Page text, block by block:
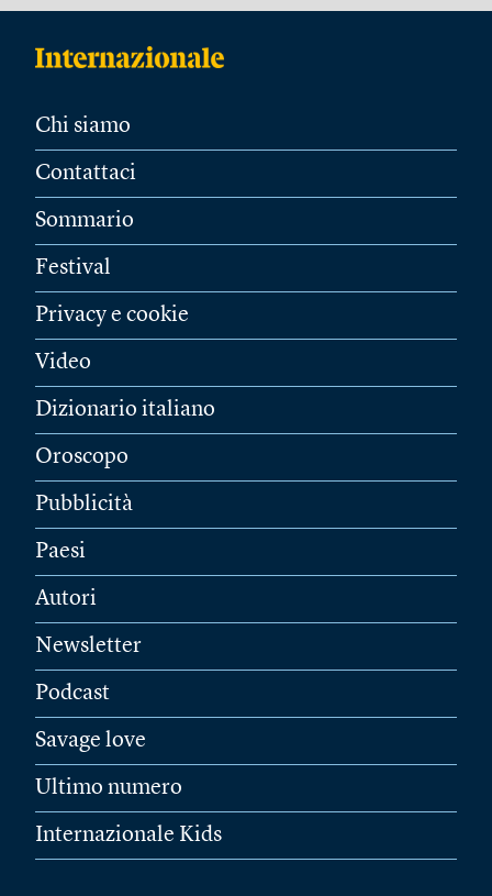
Chi siamo
Contattaci
Sommario
Festival
Privacy e cookie
Video
Dizionario italiano
Oroscopo
Pubblicità
Paesi
Autori
Newsletter
Podcast
Savage love
Ultimo numero
Internazionale Kids